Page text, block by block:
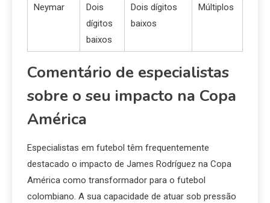
Neymar
Dois
dígitos
baixos
Dois dígitos
baixos
Múltiplos
Comentário de especialistas
sobre o seu impacto na Copa
América
Especialistas em futebol têm frequentemente
destacado o impacto de James Rodríguez na Copa
América como transformador para o futebol
colombiano. A sua capacidade de atuar sob pressão